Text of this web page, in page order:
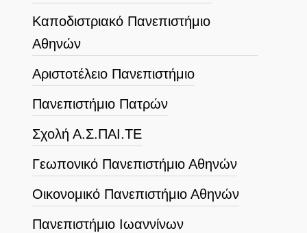
Καποδιστριακό Πανεπιστήμιο
Αθηνών
Αριστοτέλειο Πανεπιστήμιο
Πανεπιστήμιο Πατρών
Σχολή Α.Σ.ΠΑΙ.ΤΕ
Γεωπονικό Πανεπιστήμιο Αθηνών
Οικονομικό Πανεπιστήμιο Αθηνών
Πανεπιστήμιο Ιωαννίνων